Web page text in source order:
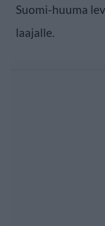
Suomi-huuma
laajalle.